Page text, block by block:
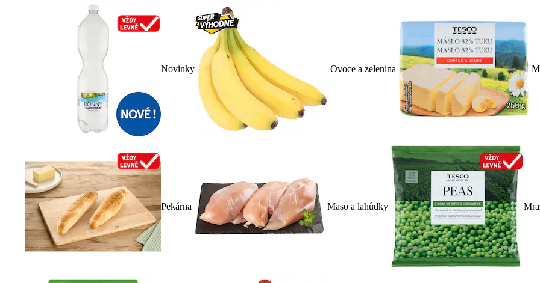
Novinky Ovoce a zelenina
Pekárna Maso a lahůdky